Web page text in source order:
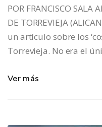
POR FRANCISCO SALA
DE TORREVIEJA
un artículo sobre los
Torrevieja. No era el
Ver más